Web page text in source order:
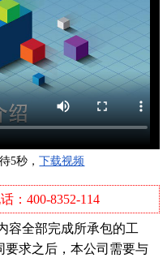
5秒，下载视频
：400-8352-114
全部完成所承包的工
要求之后，本公司需要与